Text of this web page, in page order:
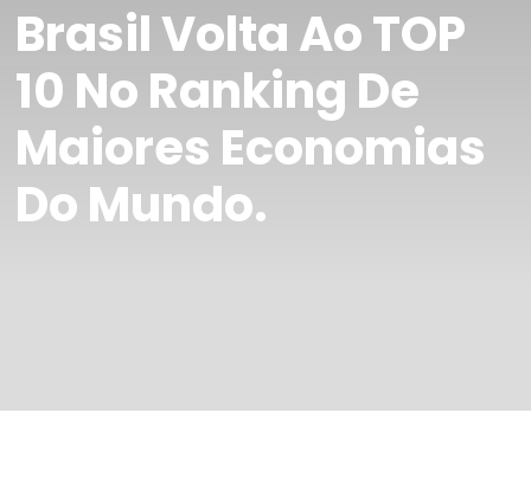
Brasil Volta Ao TOP
10 No Ranking De
Maiores Economias
Do Mundo.